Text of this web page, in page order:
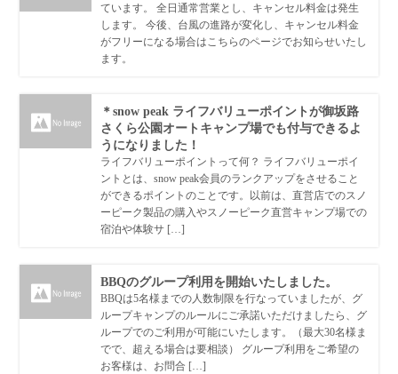
ています。 全日通常営業とし、キャンセル料金は発生
します。 今後、台風の進路が変化し、キャンセル料金
がフリーになる場合はこちらのページでお知らせいたし
ます。
＊snow peak ライフバリューポイントが御坂路
さくら公園オートキャンプ場でも付与できるよ
うになりました！
ライフバリューポイントって何？ ライフバリューポイ
ントとは、snow peak会員のランクアップをさせること
ができるポイントのことです。以前は、直営店でのスノ
ーピーク製品の購入やスノーピーク直営キャンプ場での
宿泊や体験サ […]
BBQのグループ利用を開始いたしました。
BBQは5名様までの人数制限を行なっていましたが、グ
ループキャンプのルールにご承諾いただけましたら、グ
ループでのご利用が可能にいたします。（最大30名様ま
でで、超える場合は要相談） グループ利用をご希望の
お客様は、お問合 […]